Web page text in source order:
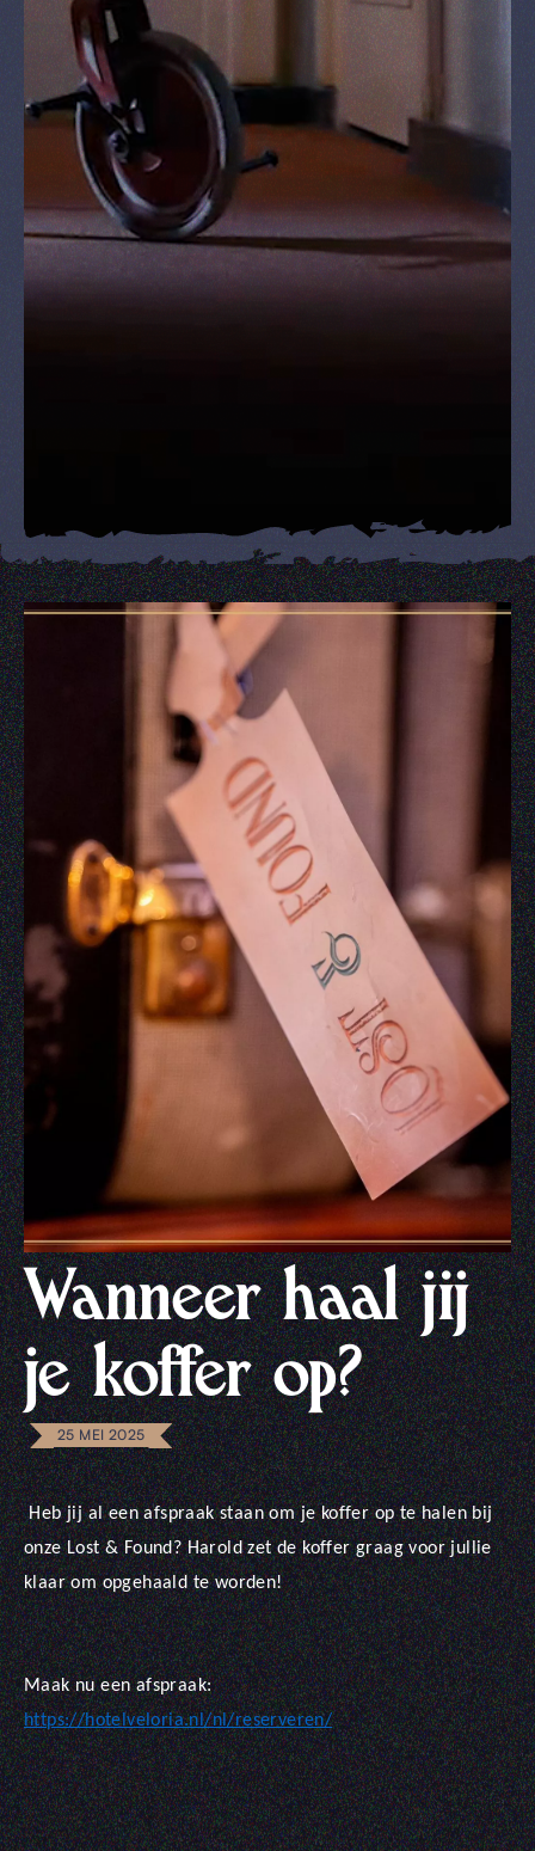
Wanneer haal jij
je koffer op?
25 MEI 2025
Heb jij al een afspraak staan om je koffer op te halen bij
onze Lost & Found? Harold zet de koffer graag voor jullie
klaar om opgehaald te worden!
Maak nu een afspraak:
https://hotelveloria.nl/nl/reserveren/